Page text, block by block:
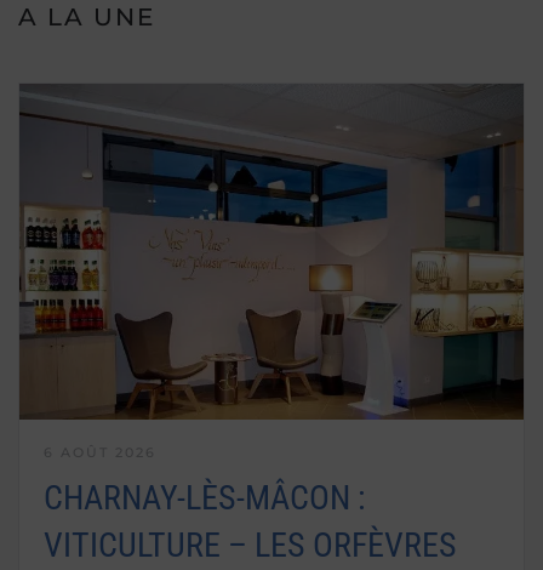
A LA UNE
CHARNAY-LÈS-MÂCON :
VITICULTURE – LES ORFÈVRES